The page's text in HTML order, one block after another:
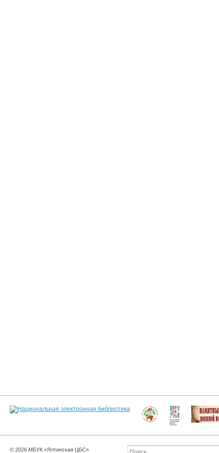
© 2026 МБУК «Ялтинская ЦБС»